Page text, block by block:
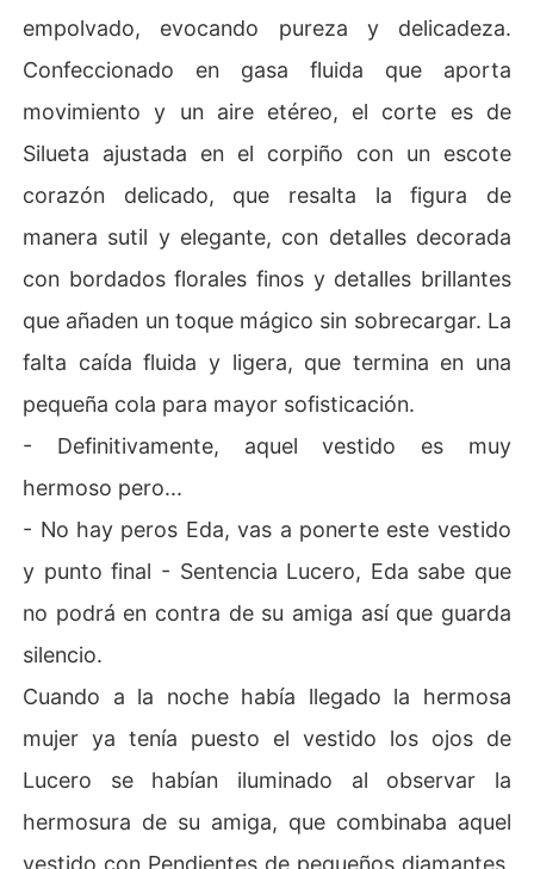
empolvado, evocando pureza y delicadeza.
Confeccionado en gasa fluida que aporta
movimiento y un aire etéreo, el corte es de
Silueta ajustada en el corpiño con un escote
corazón delicado, que resalta la figura de
manera sutil y elegante, con detalles decorada
con bordados florales finos y detalles brillantes
que añaden un toque mágico sin sobrecargar. La
falta caída fluida y ligera, que termina en una
pequeña cola para mayor sofisticación.
- Definitivamente, aquel vestido es muy
hermoso pero...
- No hay peros Eda, vas a ponerte este vestido
y punto final - Sentencia Lucero, Eda sabe que
no podrá en contra de su amiga así que guarda
silencio.
Cuando a la noche había llegado la hermosa
mujer ya tenía puesto el vestido los ojos de
Lucero se habían iluminado al observar la
hermosura de su amiga, que combinaba aquel
vestido con Pendientes de pequeños diamantes,